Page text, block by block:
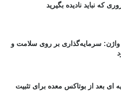
واژن: سرمایه‌گذاری بر روی سلامت و
ای بعد از بوتاکس معده برای تثبیت